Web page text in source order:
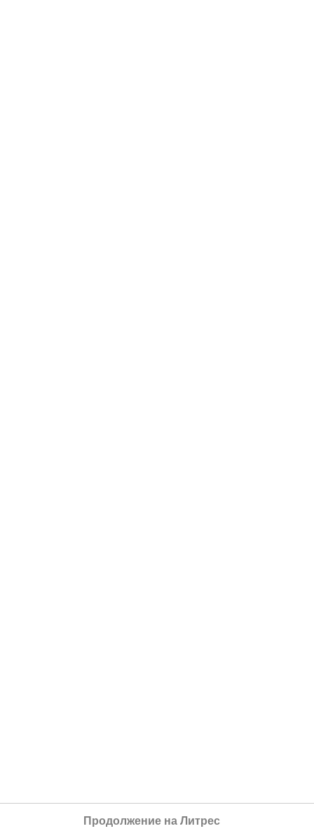
Продолжение на Литрес